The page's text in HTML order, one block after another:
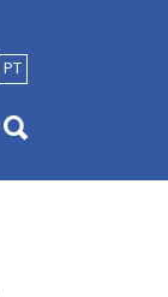
PT